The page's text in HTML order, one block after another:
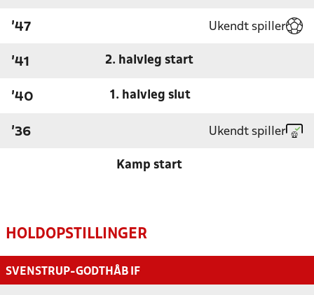
'47 Ukendt spiller
'41 2. halvleg start
'40 1. halvleg slut
'36 Ukendt spiller
Kamp start
HOLDOPSTILLINGER
SVENSTRUP-GODTHÅB IF